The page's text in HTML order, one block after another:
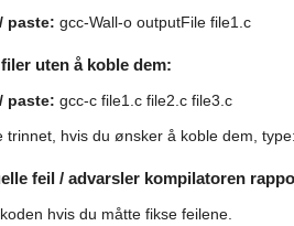
paste: gcc-Wall-o outputFile file1.c
uten å koble dem:
paste: gcc-c file1.c file2.c file3.c
trinnet, hvis du ønsker å koble dem,
feil / advarsler kompilatoren
hvis du måtte fikse feilene.